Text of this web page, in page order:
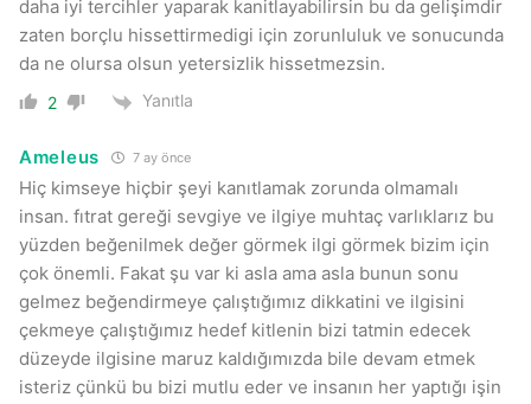
daha iyi tercihler yaparak kanitlayabilirsin bu da gelişimdir
zaten borçlu hissettirmedigi için zorunluluk ve sonucunda
da ne olursa olsun yetersizlik hissetmezsin.
2 Yanıtla
Ameleus 7 ay önce
Hiç kimseye hiçbir şeyi kanıtlamak zorunda olmamalı
insan. fıtrat gereği sevgiye ve ilgiye muhtaç varlıklarız bu
yüzden beğenilmek değer görmek ilgi görmek bizim için
çok önemli. Fakat şu var ki asla ama asla bunun sonu
gelmez beğendirmeye çalıştığımız dikkatini ve ilgisini
çekmeye çalıştığımız hedef kitlenin bizi tatmin edecek
düzeyde ilgisine maruz kaldığımızda bile devam etmek
isteriz çünkü bu bizi mutlu eder ve insanın her yaptığı işin